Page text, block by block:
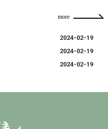
more
2024-02-19
2024-02-19
2024-02-19